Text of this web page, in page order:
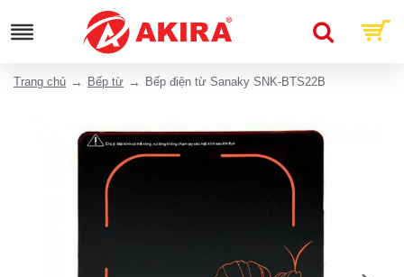
Trang chủ Bếp từ Bếp điện từ Sanaky SNK-BTS22B